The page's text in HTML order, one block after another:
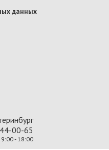
данных
00-65
- 18:00